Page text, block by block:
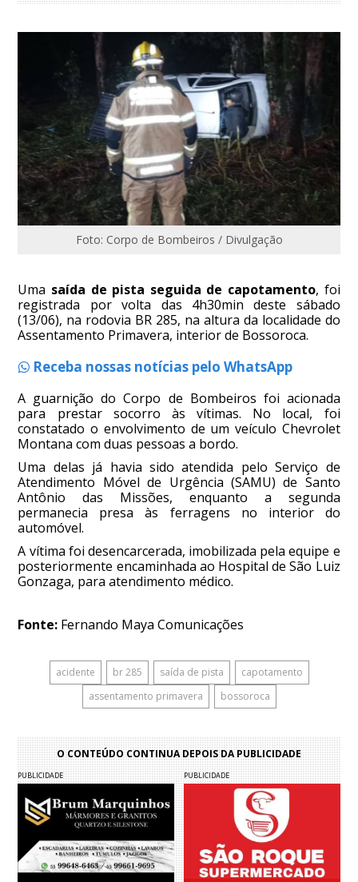
Foto: Corpo de Bombeiros / Divulgação
Uma saída de pista seguida de capotamento, foi
registrada por volta das 4h30min deste sábado
(13/06), na rodovia BR 285, na altura da localidade do
Assentamento Primavera, interior de Bossoroca.
Receba nossas notícias pelo WhatsApp
A guarnição do Corpo de Bombeiros foi acionada
para prestar socorro às vítimas. No local, foi
constatado o envolvimento de um veículo Chevrolet
Montana com duas pessoas a bordo.
Uma delas já havia sido atendida pelo Serviço de
Atendimento Móvel de Urgência (SAMU) de Santo
Antônio das Missões, enquanto a segunda
permanecia presa às ferragens no interior do
automóvel.
A vítima foi desencarcerada, imobilizada pela equipe e
posteriormente encaminhada ao Hospital de São Luiz
Gonzaga, para atendimento médico.
Fonte: Fernando Maya Comunicações
acidente br 285 saída de pista
capotamento
assentamento primavera
bossoroca
O CONTEÚDO CONTINUA DEPOIS DA PUBLICIDADE
PUBLICIDADE PUBLICIDADE